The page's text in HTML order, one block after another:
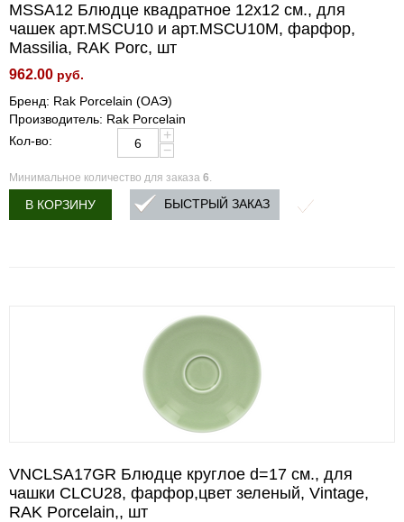
MSSA12 Блюдце квадратное 12х12 см., для
чашек арт.MSCU10 и арт.MSCU10M, фарфор,
Massilia, RAK Porc, шт
962.00 руб.
Бренд: Rak Porcelain (ОАЭ)
Производитель: Rak Porcelain
Кол-во:
+
−
Минимальное количество для заказа 6.
В КОРЗИНУ БЫСТРЫЙ ЗАКАЗ
VNCLSA17GR Блюдце круглое d=17 см., для
чашки CLCU28, фарфор,цвет зеленый, Vintage,
RAK Porcelain,, шт